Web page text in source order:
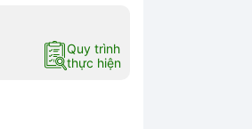
Quy trình
thực hiện